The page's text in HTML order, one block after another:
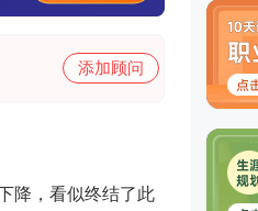
添加顾问
降，看似终结了此